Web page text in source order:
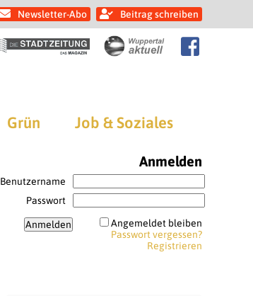
Newsletter-Abo Beitrag schreiben
Grün Job & Soziales
Anmelden
Benutzername
Passwort
Angemeldet bleiben
Passwort vergessen?
Registrieren